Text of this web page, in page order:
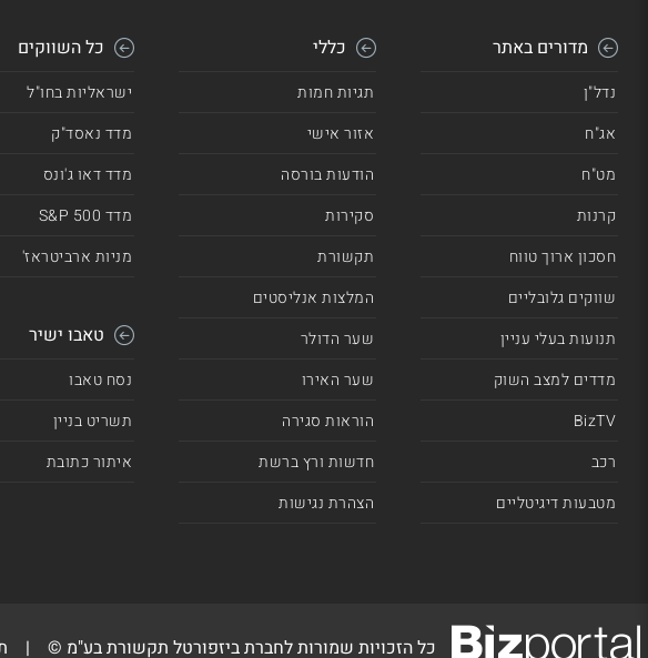
מדורים באתר
נדל"ן
אג"ח
מט"ח
קרנות
חסכון ארוך טווח
שווקים גלובליים
תנועות בעלי עניין
מדדים למצב השוק
BizTV
רכב
מטבעות דיגיטליים
כללי
תגיות חמות
אזור אישי
הודעות בורסה
סקירות
תקשורת
המלצות אנליסטים
שער הדולר
שער האירו
הוראות סגירה
חדשות ורץ ברשת
הצהרת נגישות
כל השווקים
ישראליות בחו"ל
מדד נאסד"ק
מדד דאו ג'ונס
מדד 500 S&P
מניות ארביטראז'
טאבו ישיר
נסח טאבו
תשריט בניין
איתור כתובת
כל הזכויות שמורות לחברת ביזפורטל תקשורת בע"מ © |